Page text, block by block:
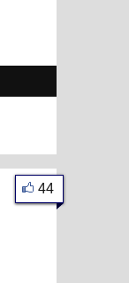
44